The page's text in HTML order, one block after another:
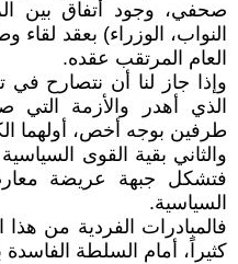
صحفي، وجود أتفاق بين
النواب، الوزراء) بعقد
العام المرتقب عقده.
وإذا جاز لنا أن نتصارح
الذي أهدر والأزمة التي
طرفين بوجه أخص، أولهما
والثاني بقية القوى
فتشكل جبهة عريضة
السياسية.
فالمبادرات الفردية من هذا
كثيراً، أمام السلطة الفاسدة